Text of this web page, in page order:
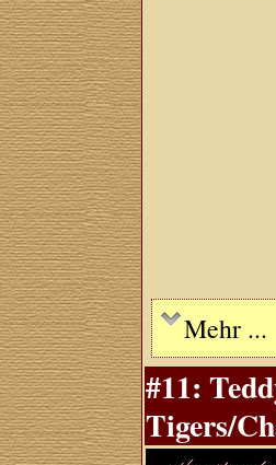
Mehr ...
#11:
Tigers/